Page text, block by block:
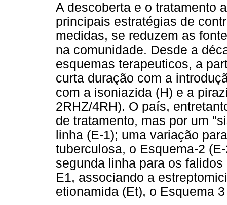
A descoberta e o tratamento
principais estratégias de
medidas, se reduzem as
na comunidade. Desde a
esquemas terapeuticos, a
curta duração com a
com a isoniazida (H) e a
2RHZ/4RH). O país,
de tratamento, mas por um
linha (E-1); uma variação
tuberculosa, o Esquema-2
segunda linha para os
E1, associando a
etionamida (Et), o Esquema